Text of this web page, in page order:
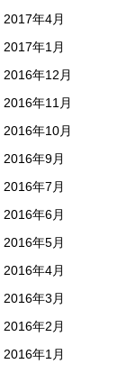
2017年4月
2017年1月
2016年12月
2016年11月
2016年10月
2016年9月
2016年7月
2016年6月
2016年5月
2016年4月
2016年3月
2016年2月
2016年1月